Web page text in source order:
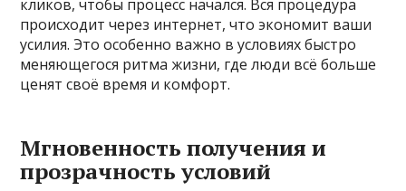
кликов, чтобы процесс начался. Вся процедура
происходит через интернет, что экономит ваши
усилия. Это особенно важно в условиях быстро
меняющегося ритма жизни, где люди всё больше
ценят своё время и комфорт.
Мгновенность получения и
прозрачность условий